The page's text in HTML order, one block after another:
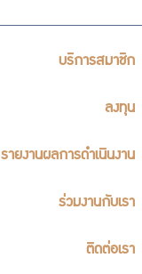
บริการสมาชิก
ลงทุน
รายงานผลการดำเนินงาน
ร่วมงานกับเรา
ติดต่อเรา